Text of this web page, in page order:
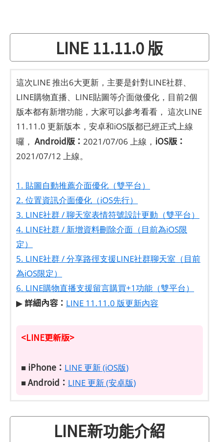
LINE 11.11.0 版
這次LINE 推出6大更新，主要是針對LINE社群、
LINE購物直播、LINE貼圖等介面做優化，目前2個
版本都有新增功能，大家可以參考看看， 這次LINE
11.11.0 更新版本，安卓和iOS版都已經正式上線
囉， Android版： 2021/07/06 上線， iOS版：
2021/07/12 上線。
1. 貼圖自動推薦介面優化（雙平台）
2. 位置資訊介面優化（iOS先行）
3. LINE社群 / 聊天室表情符號設計更動（雙平台）
4. LINE社群 / 新增資料刪除介面（目前為iOS限
定）
5. LINE社群 / 分享路徑支援LINE社群聊天室（目前
為iOS限定）
6. LINE購物直播支援留言購買+1功能（雙平台）
▶詳細內容： LINE 11.11.0 版更新內容
<LINE更新版>
■ iPhone： LINE 更新 (iOS版)
■Android： LINE 更新 (安卓版)
LINE新功能介紹